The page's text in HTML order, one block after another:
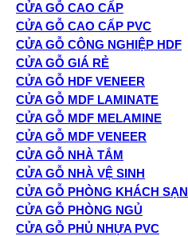
CỬA GỖ CAO CẤP
CỬA GỖ CAO CẤP PVC
CỬA GỖ CÔNG NGHIỆP HDF
CỬA GỖ GIÁ RẺ
CỬA GỖ HDF VENEER
CỬA GỖ MDF LAMINATE
CỬA GỖ MDF MELAMINE
CỬA GỖ MDF VENEER
CỬA GỖ NHÀ TẮM
CỬA GỖ NHÀ VỆ SINH
CỬA GỖ PHÒNG KHÁCH SẠN
CỬA GỖ PHÒNG NGỦ
CỬA GỖ PHỦ NHỰA PVC